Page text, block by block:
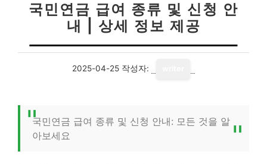
국민연금 급여 종류 및 신청 안
내 | 상세 정보 제공
2025-04-25 작성자:
국민연금 급여 종류 및 신청 안내: 모든 것을 알
아보세요